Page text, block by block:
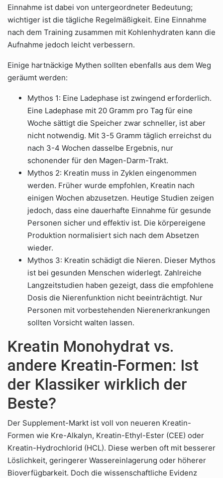
Einnahme ist dabei von untergeordneter Bedeutung;
wichtiger ist die tägliche Regelmäßigkeit. Eine Einnahme
nach dem Training zusammen mit Kohlenhydraten kann die
Aufnahme jedoch leicht verbessern.
Einige hartnäckige Mythen sollten ebenfalls aus dem Weg
geräumt werden:
Mythos 1: Eine Ladephase ist zwingend erforderlich.
Eine Ladephase mit 20 Gramm pro Tag für eine
Woche sättigt die Speicher zwar schneller, ist aber
nicht notwendig. Mit 3-5 Gramm täglich erreichst du
nach 3-4 Wochen dasselbe Ergebnis, nur
schonender für den Magen-Darm-Trakt.
Mythos 2: Kreatin muss in Zyklen eingenommen
werden. Früher wurde empfohlen, Kreatin nach
einigen Wochen abzusetzen. Heutige Studien zeigen
jedoch, dass eine dauerhafte Einnahme für gesunde
Personen sicher und effektiv ist. Die körpereigene
Produktion normalisiert sich nach dem Absetzen
wieder.
Mythos 3: Kreatin schädigt die Nieren. Dieser Mythos
ist bei gesunden Menschen widerlegt. Zahlreiche
Langzeitstudien haben gezeigt, dass die empfohlene
Dosis die Nierenfunktion nicht beeinträchtigt. Nur
Personen mit vorbestehenden Nierenerkrankungen
sollten Vorsicht walten lassen.
Kreatin Monohydrat vs.
andere Kreatin-Formen: Ist
der Klassiker wirklich der
Beste?
Der Supplement-Markt ist voll von neueren Kreatin-
Formen wie Kre-Alkalyn, Kreatin-Ethyl-Ester (CEE) oder
Kreatin-Hydrochlorid (HCL). Diese werben oft mit besserer
Löslichkeit, geringerer Wassereinlagerung oder höherer
Bioverfügbarkeit. Doch die wissenschaftliche Evidenz